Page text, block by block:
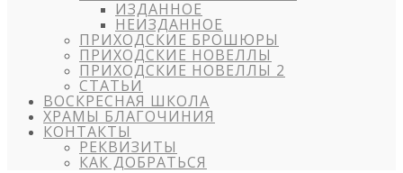
ИЗДАННОЕ
НЕИЗДАННОЕ
ПРИХОДСКИЕ БРОШЮРЫ
ПРИХОДСКИЕ НОВЕЛЛЫ
ПРИХОДСКИЕ НОВЕЛЛЫ 2
СТАТЬИ
ВОСКРЕСНАЯ ШКОЛА
ХРАМЫ БЛАГОЧИНИЯ
КОНТАКТЫ
РЕКВИЗИТЫ
КАК ДОБРАТЬСЯ